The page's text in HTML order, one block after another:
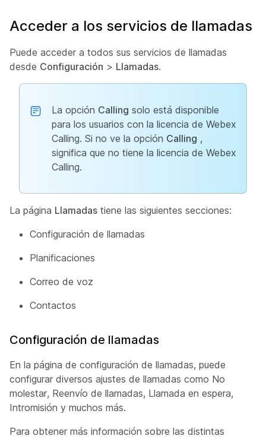
Acceder a los servicios de llamadas
Puede acceder a todos sus servicios de llamadas
desde Configuración > Llamadas.
La opción Calling solo está disponible
para los usuarios con la licencia de Webex
Calling. Si no ve la opción Calling ,
significa que no tiene la licencia de Webex
Calling.
La página Llamadas tiene las siguientes secciones:
Configuración de llamadas
Planificaciones
Correo de voz
Contactos
Configuración de llamadas
En la página de configuración de llamadas, puede
configurar diversos ajustes de llamadas como No
molestar, Reenvío de llamadas, Llamada en espera,
Intromisión y muchos más.
Para obtener más información sobre las distintas